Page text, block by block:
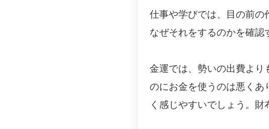
仕事や学びでは、目の前の
なぜそれをするのかを確認
金運では、勢いの出費より
のにお金を使うのは悪くあ
く感じやすいでしょう。財